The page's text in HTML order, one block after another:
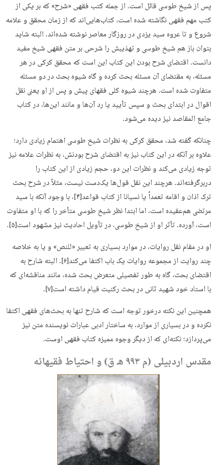
پس از شیخ طوسی قائل است. از جمله کتب فقهی «شرح» که بر یکی از
کتب مهم فقهی نگاشته شده است، کتاب‌هایی‌اند که از زمان محقق و علامه
شروع و تا عروه سید یزدی در روزگار معاصر نوشته شده‌اند. البته شاید
بتوان باز هم شیخ طوسی و تهذیبش را شرحی بر متن فقهی شیخ مفید
دانست. اقتضای شرح بودن این کتاب این است که محقق کرکی در هر
مسئله، به مقتضای آن مسئله بحث کرده و گاه شیوه بحث در دو مسئله
متفاوت شده است. هرچند شیوه کلی فقهای پیش و پس از او یعنی نقل
اقوال در ابتدای بحث و سپس تأیید یا رد آن‌ها و مانند این‌ها، در کتاب
جامع المقاصد نیز دیده می‌شود.
چنانکه گفته شد، محقق کرکی به نظرات شیخ طوسی اهتمام زیادی دارد؛
علاوه بر آنکه در این کتاب نیز به اقتضای شرح بودنش، به نظرات علامه نیز
توجه زیادی می‌کند و نظرات این دو، حجم زیادی از این کتاب را
دربرگرفته‌اند. هرچند این نقل قول‌ها یک‌دست نیست، مثلاً در شرح بحث
ترک اذان و اقامه تعمداً یا نسیانا از کتاب قواعد[۴]، با وجود آنکه با سید
مرتضی هم‌عقیده است، اما ابتدا نظر شیخ طوسی متأخر را که با او متفاوت
است، آورده. تأثر او از شیخ طوسی، در تأویل احادیث نیز مشهود است[۵].
او در مقام نقل روایات، در موارد بسیاری به تعبیر «للنص» و یا به خلاصه
چند روایت از مجموعه روایات یک باب اکتفا می‌کند[۶]. البته شارح به
اقتضای بحث، گاه به‌ طور تفصیلی متعرض بحث شده، مانند مناقشه‌ای که
با استاد خود شهید ثانی در بحث رکنیت قیام داشته است[۷].
همچنین این نکته درخور توجه است که شارح تنها به بحث‌های فقهی اکتفا
نکرده و در بسیاری از موارد، به ساختار ادبی عبارات نویسنده متن نیز
می‌پردازد؛ نکته‌ای که از دیگر وجوه ممیزه کتاب فقهی اوست.
مقدس اردبیلی (م ۹۹۳ هـ ق) و احتیاط فقیهانه